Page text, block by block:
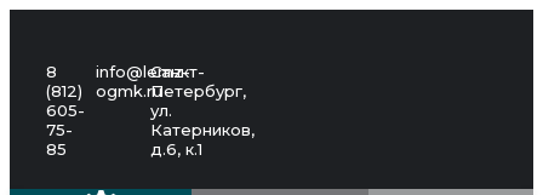
8
(812)
605-
75-
85
info@lemz-
ogmk.ru
Санкт-
Петербург,
ул.
Катерников,
д.6, к.1